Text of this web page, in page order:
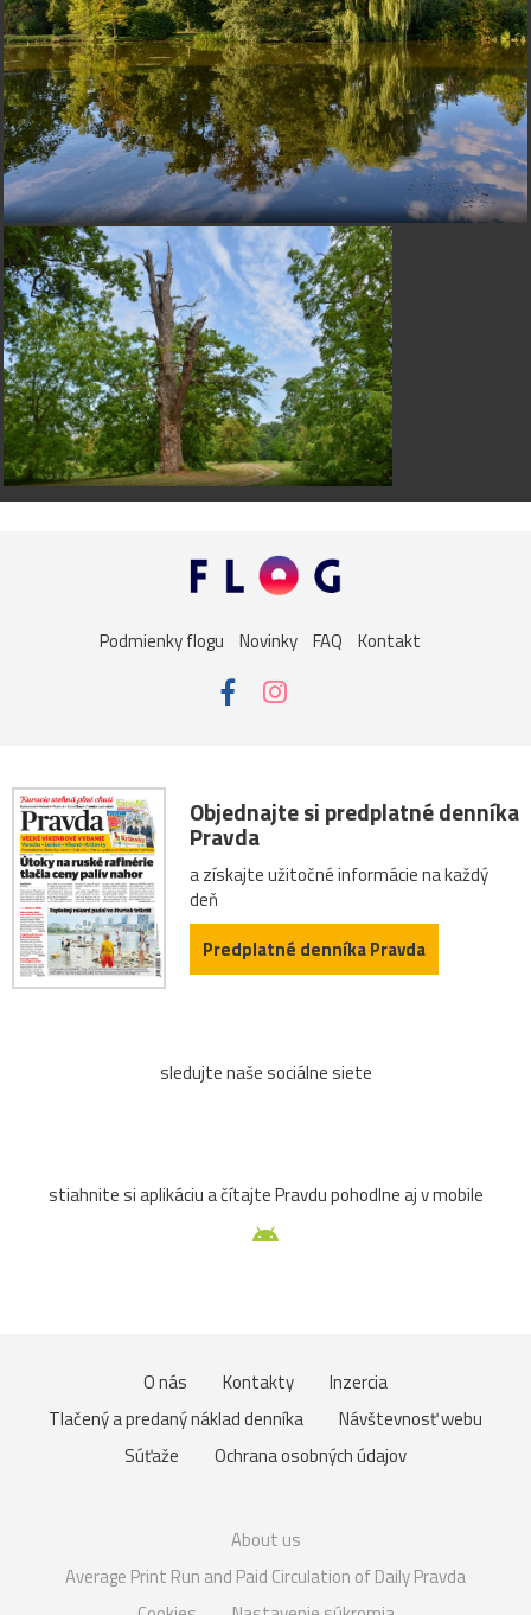
Podmienky flogu Novinky FAQ Kontakt
Objednajte si predplatné denníka
Pravda
a získajte užitočné informácie na každý
deň
Predplatné denníka Pravda
sledujte naše sociálne siete
stiahnite si aplikáciu a čítajte Pravdu pohodlne aj v mobile
O nás Kontakty
Inzercia
Tlačený a predaný náklad denníka
Návštevnosť webu
Súťaže
Ochrana osobných údajov
About us
Average Print Run and Paid Circulation of Daily Pravda